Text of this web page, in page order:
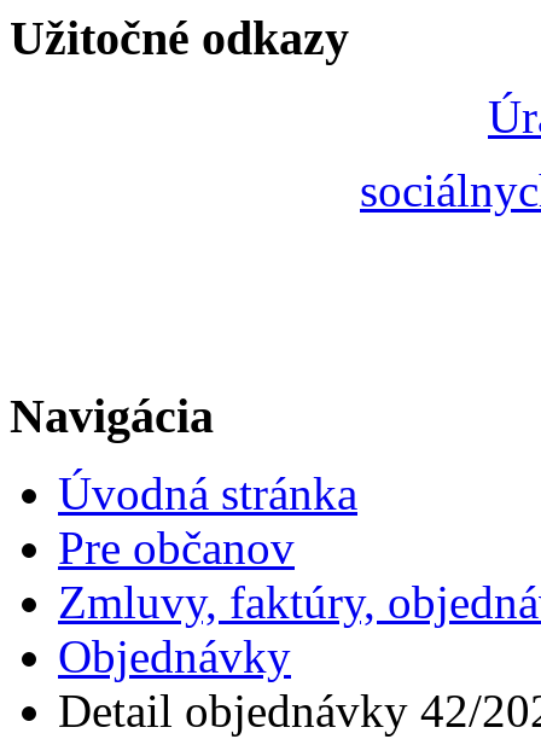
Užitočné odkazy
Navigácia
Úvodná stránka
Pre občanov
Zmluvy, faktúry,
Objednávky
Detail objednávky 42/